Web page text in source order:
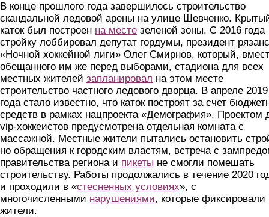
В конце прошлого года завершилось строительство
скандальной ледовой арены на улице Шевченко.
каток был построен на месте зеленой зоны. С 2016 года
стройку лоббировал депутат гордумы, президент
«Ночной хоккейной лиги» Олег Смирнов, который,
обещанного им же перед выборами, стадиона для всех
местных жителей запланировал на этом месте
строительство частного ледового дворца. В апреле 2019
года стало известно, что каток построят за счет
средств в рамках нацпроекта «Демография». Проектом
vip-хоккеистов предусмотрена отдельная комната с
массажной. Местные жители пытались остановить
но обращения к городским властям, встреча с
правительства региона и пикеты не смогли помешать
строительству. Работы продолжались в течение 2020
и проходили в «стесненных условиях», с
многочисленными нарушениями, которые фиксировали
жители.